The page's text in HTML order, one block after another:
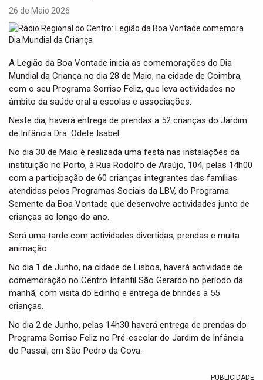
a
n
26 de Maio 2026
A Legião da Boa Vontade inicia as comemorações do Dia
Mundial da Criança no dia 28 de Maio, na cidade de Coimbra,
com o seu Programa Sorriso Feliz, que leva actividades no
âmbito da saúde oral a escolas e associações.
Neste dia, haverá entrega de prendas a 52 crianças do Jardim
de Infância Dra. Odete Isabel.
No dia 30 de Maio é realizada uma festa nas instalações da
instituição no Porto, à Rua Rodolfo de Araújo, 104, pelas 14h00
com a participação de 60 crianças integrantes das famílias
atendidas pelos Programas Sociais da LBV, do Programa
Semente da Boa Vontade que desenvolve actividades junto de
crianças ao longo do ano.
Será uma tarde com actividades divertidas, prendas e muita
animação.
No dia 1 de Junho, na cidade de Lisboa, haverá actividade de
comemoração no Centro Infantil São Gerardo no período da
manhã, com visita do Edinho e entrega de brindes a 55
crianças.
No dia 2 de Junho, pelas 14h30 haverá entrega de prendas do
Programa Sorriso Feliz no Pré-escolar do Jardim de Infância
do Passal, em São Pedro da Cova.
PUBLICIDADE